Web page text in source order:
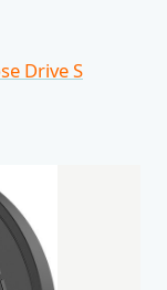
Drive S